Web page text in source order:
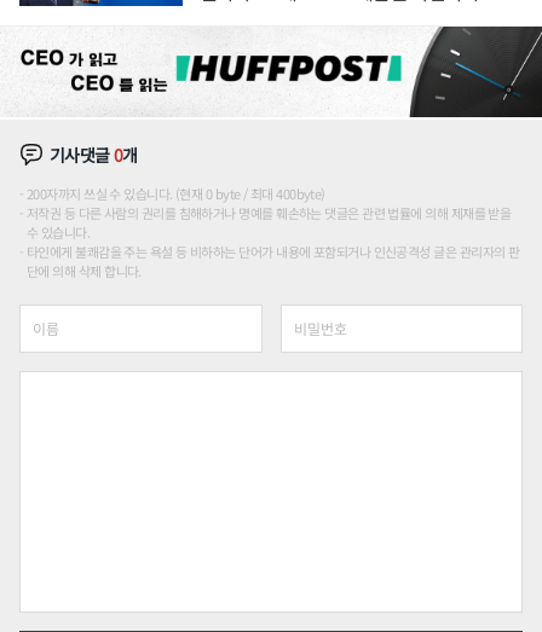
기사댓글0개
200자까지 쓰실 수 있습니다. (현재 0 byte / 최대 400byte)
저작권 등 다른 사람의 권리를 침해하거나 명예를 훼손하는 댓글은 관련 법률에 의해 제재를 받을
수 있습니다.
타인에게 불쾌감을 주는 욕설 등 비하하는 단어가 내용에 포함되거나 인신공격성 글은 관리자의 판
단에 의해 삭제 합니다.